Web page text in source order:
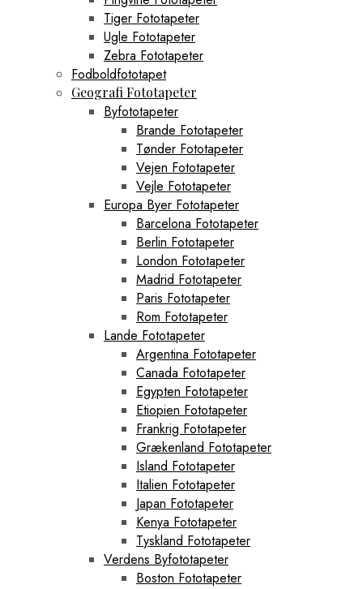
Tiger Fototapeter
Ugle Fototapeter
Zebra Fototapeter
Fodboldfototapet
Geografi Fototapeter
Byfototapeter
Brande Fototapeter
Tønder Fototapeter
Vejen Fototapeter
Vejle Fototapeter
Europa Byer Fototapeter
Barcelona Fototapeter
Berlin Fototapeter
London Fototapeter
Madrid Fototapeter
Paris Fototapeter
Rom Fototapeter
Lande Fototapeter
Argentina Fototapeter
Canada Fototapeter
Egypten Fototapeter
Etiopien Fototapeter
Frankrig Fototapeter
Grækenland Fototapeter
Island Fototapeter
Italien Fototapeter
Japan Fototapeter
Kenya Fototapeter
Tyskland Fototapeter
Verdens Byfototapeter
Boston Fototapeter